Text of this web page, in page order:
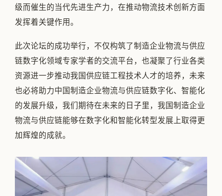
级而催生的当代先进生产力，在推动物流技术创新方面
发挥着关键作用。
此次论坛的成功举行，不仅构筑了制造企业物流与供应
链数字化领域专家学者的交流平台，也凝聚了行业各类
资源进一步推动我国供应链工程技术人才的培养，未来
也必将助力中国制造企业物流与供应链数字化、智能化
的发展升级，我们期待在未来的日子里，我国制造企业
物流与供应链能够在数字化和智能化转型发展上取得更
加辉煌的成就。